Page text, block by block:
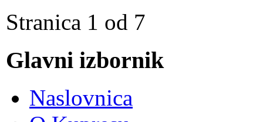
Stranica 1 od 7
Glavni izbornik
Naslovnica